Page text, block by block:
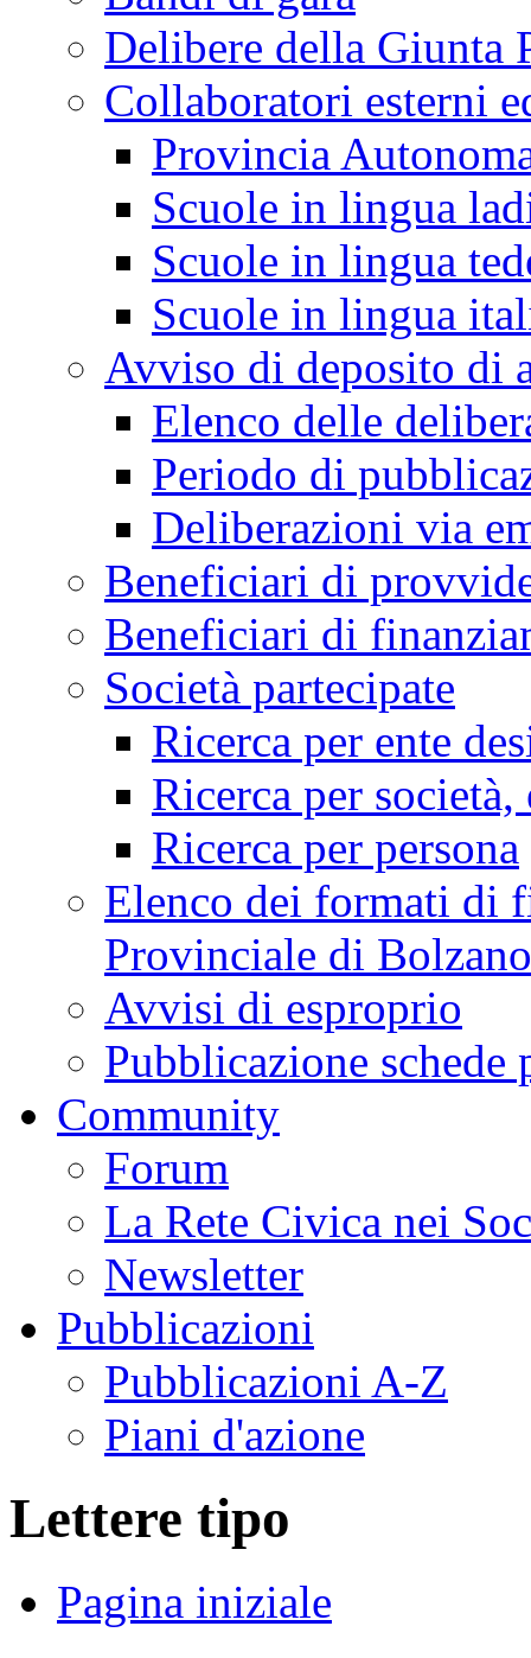
Delibere della Giunta
Collaboratori esterni
Provincia
Scuole in lingua
Scuole in lingua
Scuole in lingua
Avviso di deposito di
Elenco delle
Periodo di
Deliberazioni via
Beneficiari di
Beneficiari di
Società partecipate
Ricerca per ente
Ricerca per
Ricerca per persona
Elenco dei formati di
Provinciale di Bolzano
Avvisi di esproprio
Pubblicazione schede
Community
Forum
La Rete Civica nei
Newsletter
Pubblicazioni
Pubblicazioni A-Z
Piani d'azione
Lettere tipo
Pagina iniziale